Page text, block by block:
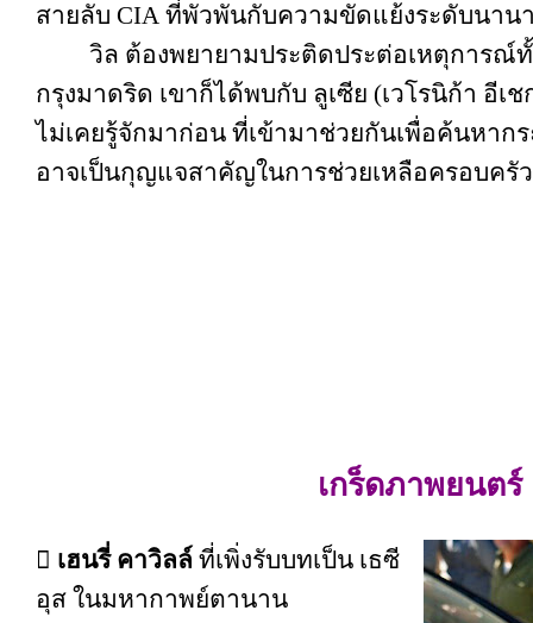
สายลับ CIA ที่พัวพันกับความขัดแย้งระดับนาน
วิล ต้องพยายามประติดประต่อเหตุการณ์ทั้
กรุงมาดริด เขาก็ได้พบกับ ลูเซีย (เวโรนิก้า อีเ
ไม่เคยรู้จักมาก่อน ที่เข้ามาช่วยกันเพื่อค้นหาก
อาจเป็นกุญแจสาคัญในการช่วยเหลือครอบครั
เกร็ดภาพยนตร์
 เฮนรี่ คาวิลล์ ที่เพิ่งรับบทเป็น เธซี
อุส ในมหากาพย์ตานาน